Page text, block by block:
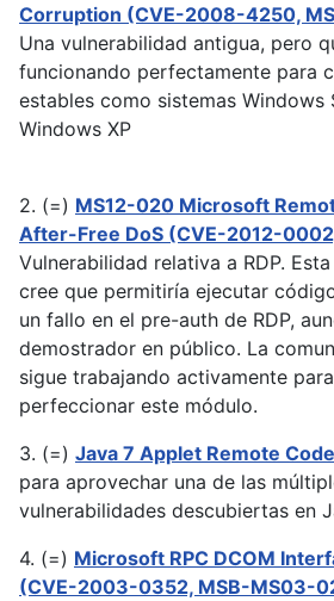
Corruption (CVE-2008-4250,
Una vulnerabilidad antigua, pero
funcionando perfectamente para
estables como sistemas Windows
Windows XP
2. (=) MS12-020 Microsoft
After-Free DoS (CVE-2012-
Vulnerabilidad relativa a RDP.
cree que permitiría ejecutar
un fallo en el pre-auth de RDP,
demostrador en público. La
sigue trabajando activamente
perfeccionar este módulo.
3. (=) Java 7 Applet Remote
para aprovechar una de las
vulnerabilidades descubiertas en
4. (=) Microsoft RPC DCOM
(CVE-2003-0352, MSB-MS03-